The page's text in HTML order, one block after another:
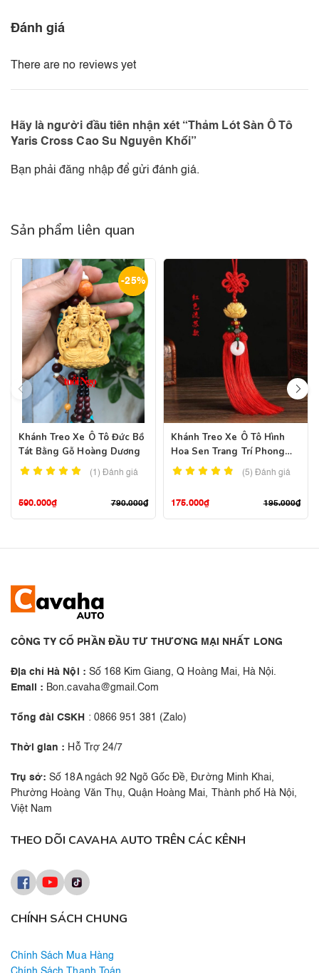
Đánh giá
There are no reviews yet
Hãy là người đầu tiên nhận xét “Thảm Lót Sàn Ô Tô
Yaris Cross Cao Su Nguyên Khối”
Bạn phảiđăng nhậpđể gửi đánh giá.
Sản phẩm liên quan
-25%
Khánh Treo Xe Ô Tô Đức Bồ
Tát Bằng Gỗ Hoàng Dương
(1)Đánh giá
790.000₫
590.000₫
Khánh Treo Xe Ô Tô Hình
Hoa Sen Trang Trí Phong
Thủy
(5)Đánh giá
195.000₫
175.000₫
CÔNG TY CỔ PHẦN ĐẦU TƯ THƯƠNG MẠI NHẤT LONG
Địa chỉ Hà Nội : Số 168 Kim Giang, Q Hoàng Mai, Hà Nội.
Email : Bon.cavaha@gmail.Com
Tổng đài CSKH : 0866 951 381 (Zalo)
Thời gian : Hỗ Trợ 24/7
Trụ sở: Số 18A ngách 92 Ngõ Gốc Đề, Đường Minh Khai,
Phường Hoàng Văn Thụ, Quận Hoàng Mai, Thành phố Hà Nội,
Việt Nam
CHÍNH SÁCH CHUNG
Chính Sách Mua Hàng
THEO DÕI CAVAHA AUTO TRÊN CÁC KÊNH